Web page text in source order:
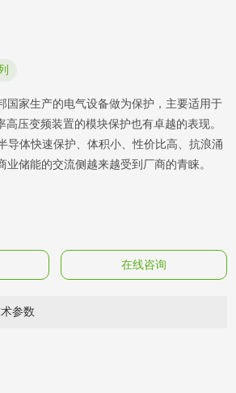
国家生产的电气设备做为保护，主要适用于
高压变频装置的模块保护也有卓越的表现。
导体快速保护、体积小、性价比高、抗浪涌
业储能的交流侧越来越受到厂商的青睐。
在线咨询
参数